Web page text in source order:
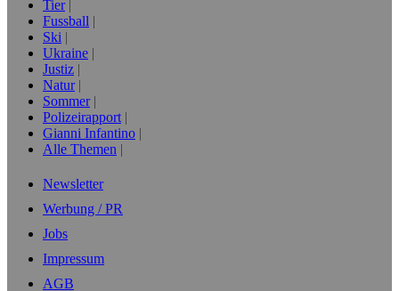
Tier
Fussball
Ski
Ukraine
Justiz
Natur
Sommer
Polizeirapport
Gianni Infantino
Alle Themen
Newsletter
Werbung / PR
Jobs
Impressum
AGB